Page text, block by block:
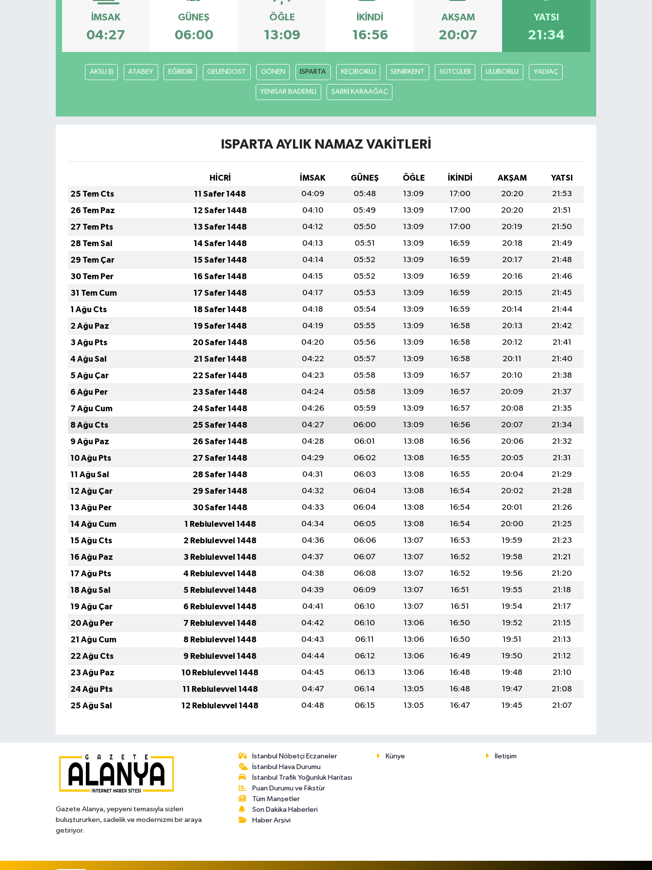
İMSAK
04:27
GÜNEŞ
06:00
ÖĞLE
13:09
İKINDI
16:56
AKŞAM
20:07
YATSI
21:34
AKSU (I) ATABEY EĞİRDİR GELENDOST GÖNEN ISPARTA KEÇİBORLU SENİRKENT SÜTCÜLER ULUBORLU YALVAÇ
YENİSAR BADEMLİ ŞARKİ KARAAĞAÇ
ISPARTA AYLIK NAMAZ VAKITLERI
HİCRİ İMSAK GÜNEŞ ÖĞLE İKINDI AKŞAM
YATSI
25 Tem Cts
11 Safer 1448 04:09 05:48 13:09 17:00 20:20
21:53
26 Tem Paz
12 Safer 1448 04:10 05:49 13:09 17:00 20:20
21:51
27 Tem Pts
13 Safer 1448 04:12 05:50 13:09 17:00 20:19
21:50
28 Tem Sal
14 Safer 1448 04:13 05:51 13:09 16:59 20:18
21:49
29 Tem Çar
15 Safer 1448 04:14 05:52 13:09 16:59 20:17
21:48
30 Tem Per
16 Safer 1448 04:15 05:52 13:09 16:59 20:16
21:46
31 Tem Cum
17 Safer 1448 04:17 05:53 13:09 16:59 20:15
21:45
1 Ağu Cts
18 Safer 1448 04:18 05:54 13:09 16:59 20:14
21:44
2 Ağu Paz
19 Safer 1448 04:19 05:55 13:09 16:58 20:13
21:42
3 Ağu Pts
20 Safer 1448 04:20 05:56 13:09 16:58 20:12
21:41
4 Ağu Sal
21 Safer 1448 04:22 05:57 13:09 16:58 20:11
21:40
5 Ağu Çar
22 Safer 1448 04:23 05:58 13:09 16:57 20:10
21:38
6 Ağu Per
23 Safer 1448 04:24 05:58 13:09 16:57 20:09
21:37
7 Ağu Cum
24 Safer 1448 04:26 05:59 13:09 16:57 20:08
21:35
8 Ağu Cts
25 Safer 1448 04:27 06:00 13:09 16:56 20:07
21:34
9 Ağu Paz
26 Safer 1448 04:28 06:01 13:08 16:56 20:06
21:32
10 Ağu Pts
27 Safer 1448 04:29 06:02 13:08 16:55 20:05
21:31
11 Ağu Sal
28 Safer 1448 04:31 06:03 13:08 16:55 20:04
21:29
12 Ağu Çar
29 Safer 1448 04:32 06:04 13:08 16:54 20:02
21:28
13 Ağu Per
30 Safer 1448 04:33 06:04 13:08 16:54 20:01
21:26
14 Ağu Cum
1 Rebiulevvel 1448 04:34 06:05 13:08 16:54 20:00
21:25
15 Ağu Cts
2 Rebiulevvel 1448 04:36 06:06 13:07 16:53 19:59
21:23
16 Ağu Paz
3 Rebiulevvel 1448 04:37 06:07 13:07 16:52 19:58
21:21
17 Ağu Pts
4 Rebiulevvel 1448 04:38 06:08 13:07 16:52 19:56
21:20
18 Ağu Sal
5 Rebiulevvel 1448 04:39 06:09 13:07 16:51 19:55
21:18
19 Ağu Çar
6 Rebiulevvel 1448 04:41 06:10 13:07 16:51 19:54
21:17
20 Ağu Per
7 Rebiulevvel 1448 04:42 06:10 13:06 16:50 19:52
21:15
21 Ağu Cum
8 Rebiulevvel 1448 04:43 06:11 13:06 16:50 19:51
21:13
22 Ağu Cts
9 Rebiulevvel 1448 04:44 06:12 13:06 16:49 19:50
21:12
23 Ağu Paz
10 Rebiulevvel 1448 04:45 06:13 13:06 16:48 19:48
21:10
24 Ağu Pts
11 Rebiulevvel 1448 04:47 06:14 13:05 16:48 19:47
21:08
25 Ağu Sal
12 Rebiulevvel 1448 04:48 06:15 13:05 16:47 19:45 21:07
Gazete Alanya, yepyeni temasıyla sizleri
buluştururken, sadelik ve modernizmi bir araya
getiriyor.
İstanbul Nöbetçi Eczaneler
İstanbul Hava Durumu
İstanbul Trafik Yoğunluk Haritası
Puan Durumu ve Fikstür
Tüm Manşetler
Son Dakika Haberleri
Haber Arşivi
Künye İletişim